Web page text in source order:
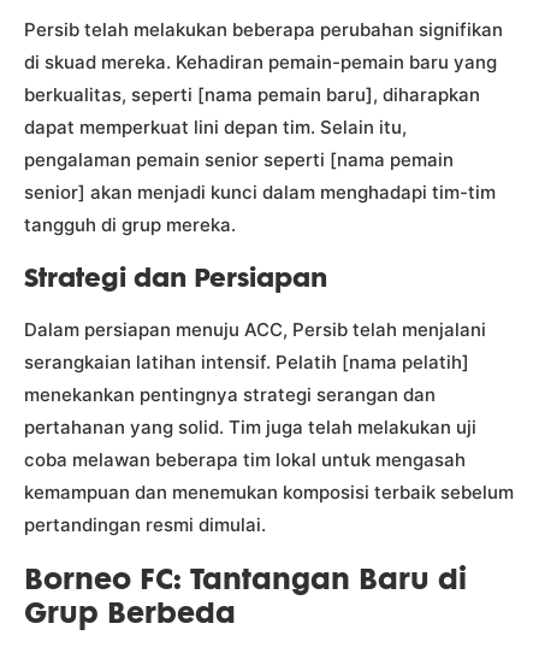
Persib telah melakukan beberapa perubahan signifikan
di skuad mereka. Kehadiran pemain-pemain baru yang
berkualitas, seperti [nama pemain baru], diharapkan
dapat memperkuat lini depan tim. Selain itu,
pengalaman pemain senior seperti [nama pemain
senior] akan menjadi kunci dalam menghadapi tim-tim
tangguh di grup mereka.
Strategi dan Persiapan
Dalam persiapan menuju ACC, Persib telah menjalani
serangkaian latihan intensif. Pelatih [nama pelatih]
menekankan pentingnya strategi serangan dan
pertahanan yang solid. Tim juga telah melakukan uji
coba melawan beberapa tim lokal untuk mengasah
kemampuan dan menemukan komposisi terbaik sebelum
pertandingan resmi dimulai.
Borneo FC: Tantangan Baru di
Grup Berbeda